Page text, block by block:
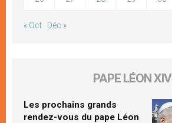
« Oct Déc »
PAPE LÉON XIV
Les prochains grands
rendez-vous du pape Léon